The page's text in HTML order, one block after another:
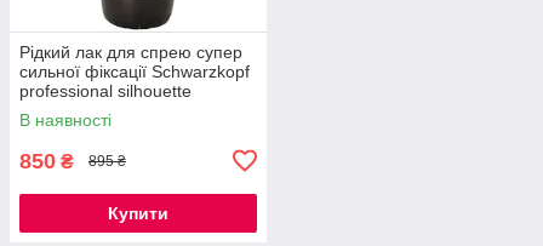
Рідкий лак для спрею супер
сильної фіксації Schwarzkopf
professional silhouette
pumpspray super hold 1000
мл
В наявності
850 ₴ 895 ₴
Купити